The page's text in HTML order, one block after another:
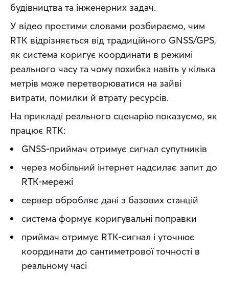
будівництва та інженерних задач.
У відео простими словами розбираємо, чим
RTK відрізняється від традиційного GNSS/GPS,
як система коригує координати в режимі
реального часу та чому похибка навіть у кілька
метрів може перетворюватися на зайві
витрати, помилки й втрату ресурсів.
На прикладі реального сценарію показуємо, як
працює RTK:
GNSS-приймач отримує сигнал супутників
через мобільний інтернет надсилає запит до
RTK-мережі
сервер обробляє дані з базових станцій
система формує коригувальні поправки
приймач отримує RTK-сигнал і уточнює
координати до сантиметрової точності в
реальному часі